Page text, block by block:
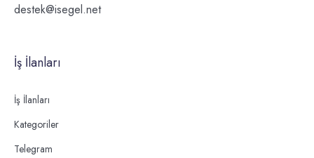
destek@isegel.net
İş İlanları
İş İlanları
Kategoriler
Telegram